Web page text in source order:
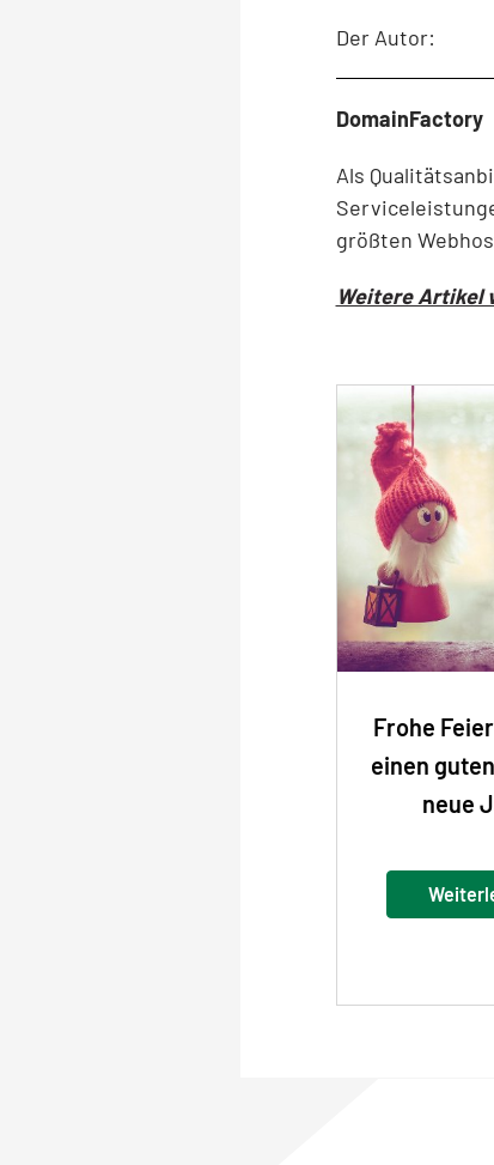
Der Autor:
DomainFactory
Als
größten
Weitere Artikel
Frohe
einen
neue